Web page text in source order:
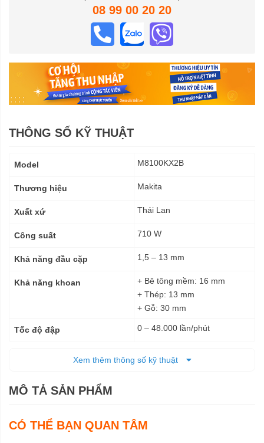
08 99 00 20 20
THÔNG SỐ KỸ THUẬT
kỹ
Model M8100KX2B
Thương hiệu Makita
Xuất xứ Thái Lan
Công suất 710 W
Khả năng đầu cặp 1,5 – 13 mm
Khả năng khoan
+ Bê tông mềm: 16 mm
+ Thép: 13 mm
+ Gỗ: 30 mm
Tốc độ đập 0 – 48.000 lần/phút
Trọng lượng tịnh 2,1 kg
Xem thêm thông số kỹ thuật
MÔ TẢ SẢN PHẨM
CÓ THỂ BẠN QUAN TÂM